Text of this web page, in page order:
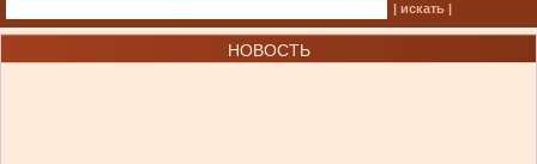
| искать |
НОВОСТЬ